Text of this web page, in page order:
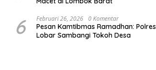
6 Februari 26, 2026 0 Komentar
Pesan Kamtibmas Ramadhan: Polres
Lobar Sambangi Tokoh Desa